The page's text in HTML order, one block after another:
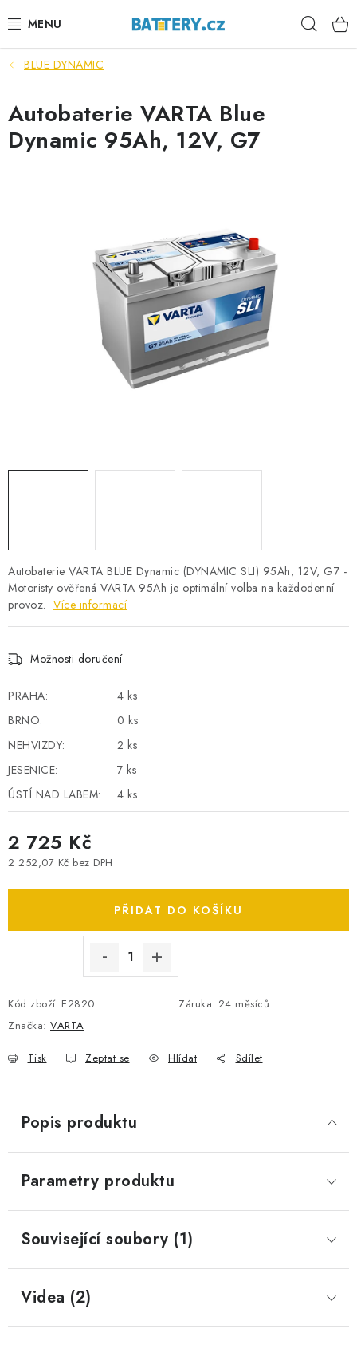
na
VÝHODNÉ SETY
SLUŽBY
AUTOBATERIE
STANIČNÍ BATERIE
BATERIOVÉ BOXY
POWERBANKY
STARTOVACÍ ZDROJE
TESTERY BATERIÍ
BATERIE PRO NOUZOVÁ OSVĚTLENÍ
PŘÍSLUŠENSTVÍ
DOPRAVA ZDARMA
KONTAKTY
POŠTOVNÉ A DOPRAVA
VÝMĚNA AUTOBATERIE
OBCHODNÍ PODMÍNKY
OCHRANA OSOBNÍCH ÚDAJŮ
OVĚŘOVÁNÍ RECENZÍ
JAK NA TO S BATTERY.CZ
ZPĚTNÝ ODBĚR ELEKTROZAŘÍZENÍ A BATERIÍ
BLUE DYNAMIC
Autobaterie VARTA BLUE Dynamic (DYNAMIC SLI) 95Ah, 12V, G7 -
Motoristy ověřená VARTA 95Ah je optimální volba na každodenní
provoz. Více informací
Možnosti doručení
PRAHA:
4 ks
BRNO:
0 ks
NEHVIZDY:
2 ks
JESENICE:
7 ks
ÚSTÍ NAD LABEM:
4 ks
2 725 Kč
2 252,07 Kč bez DPH
PŘIDAT DO KOŠÍKU
Kód zboží: E2820 Záruka: 24 měsíců
Značka: VARTA
Tisk Zeptat se Hlídat Sdílet
Autobaterie VARTA Blue
Dynamic 95Ah, 12V, G7
Popis produktu
Parametry produktu
Související soubory (1)
Videa (2)